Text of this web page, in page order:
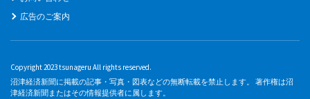
広告のご案内
Copyright 2023 tsunageru All rights reserved.
沼津経済新聞に掲載の記事・写真・図表などの無断転載を禁止します。 著作権は沼
津経済新聞またはその情報提供者に属します。